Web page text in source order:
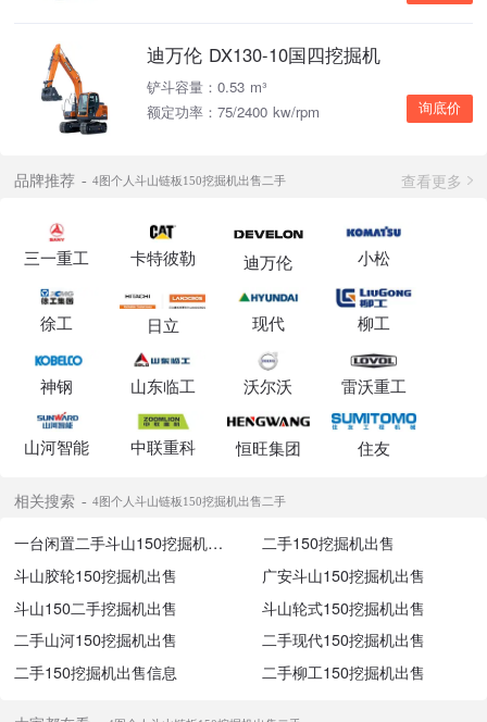
迪万伦 DX130-10国四挖掘机
铲斗容量：0.53 m³
额定功率：75/2400 kw/rpm
询底价
品牌推荐 4图个人斗山链板150挖掘机出售二手 查看更多
三一重工 卡特彼勒 迪万伦 小松
徐工 日立 现代 柳工
神钢 山东临工 沃尔沃 雷沃重工
山河智能 中联重科 恒旺集团 住友
相关搜索 4图个人斗山链板150挖掘机出售二手
一台闲置二手斗山150挖掘机出售
二手150挖掘机出售
斗山胶轮150挖掘机出售
广安斗山150挖掘机出售
斗山150二手挖掘机出售
斗山轮式150挖掘机出售
二手山河150挖掘机出售
二手现代150挖掘机出售
二手150挖掘机出售信息
二手柳工150挖掘机出售